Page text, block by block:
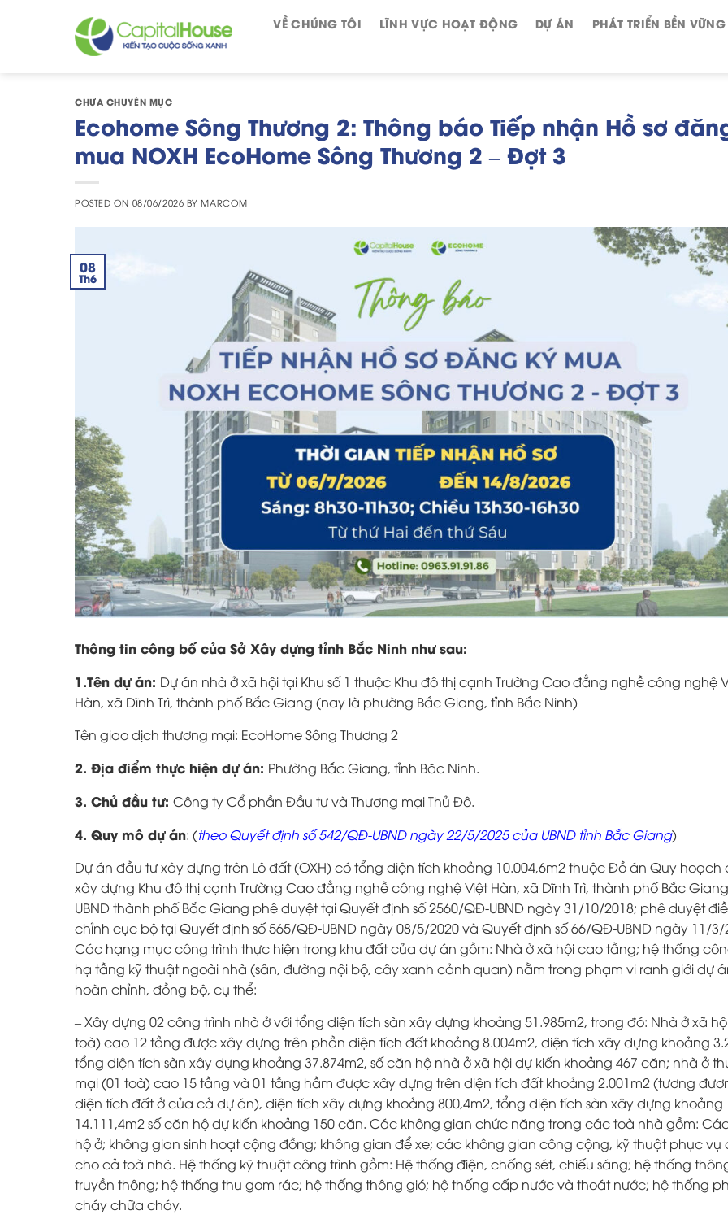
VỀ CHÚNG TÔI LĨNH VỰC HOẠT ĐỘNG DỰ ÁN PHÁT TRIỂN BỀN VỮNG
CHƯA CHUYÊN MỤC
Ecohome Sông Thương 2: Thông báo Tiếp nhận Hồ sơ
mua NOXH EcoHome Sông Thương 2 – Đợt 3
POSTED ON 08/06/2026 BYMARCOM
08
Th6
Thông tin công bố của Sở Xây dựng tỉnh Bắc Ninh như sau:
1.Tên dự án: Dự án nhà ở xã hội tại Khu số 1 thuộc Khu đô thị cạnh Trường Cao đẳng nghề công nghệ
Hàn, xã Dĩnh Trì, thành phố Bắc Giang (nay là phường Bắc Giang, tỉnh Bắc Ninh)
Tên giao dịch thương mại: EcoHome Sông Thương 2
2. Địa điểm thực hiện dự án: Phường Bắc Giang, tỉnh Băc Ninh.
3. Chủ đầu tư: Công ty Cổ phần Đầu tư và Thương mại Thủ Đô.
4. Quy mô dự án: (theo Quyết định số 542/QĐ-UBND ngày 22/5/2025 của UBND tỉnh Bắc Giang)
Dự án đầu tư xây dựng trên Lô đất (OXH) có tổng diện tích khoảng 10.004,6m2 thuộc Đồ án Quy hoạch
xây dựng Khu đô thị cạnh Trường Cao đẳng nghề công nghệ Việt Hàn, xã Dĩnh Trì, thành phố Bắc
UBND thành phố Bắc Giang phê duyệt tại Quyết định số 2560/QĐ-UBND ngày 31/10/2018; phê duyệt
chỉnh cục bộ tại Quyết định số 565/QĐ-UBND ngày 08/5/2020 và Quyết định số 66/QĐ-UBND ngày 11/3/
Các hạng mục công trình thực hiện trong khu đất của dự án gồm: Nhà ở xã hội cao tầng; hệ thống
hạ tầng kỹ thuật ngoài nhà (sân, đường nội bộ, cây xanh cảnh quan) nằm trong phạm vi ranh giới dự
hoàn chỉnh, đồng bộ, cụ thể:
– Xây dựng 02 công trình nhà ở với tổng diện tích sàn xây dựng khoảng 51.985m2, trong đó: Nhà ở xã
toà) cao 12 tầng được xây dựng trên phần diện tích đất khoảng 8.004m2, diện tích xây dựng khoảng
tổng diện tích sàn xây dựng khoảng 37.874m2, số căn hộ nhà ở xã hội dự kiến khoảng 467 căn; nhà ở
mại (01 toà) cao 15 tầng và 01 tầng hầm được xây dựng trên diện tích đất khoảng 2.001m2 (tương
diện tích đất ở của cả dự án), diện tích xây dựng khoảng 800,4m2, tổng diện tích sàn xây dựng khoảng
14.111,4m2 số căn hộ dự kiến khoảng 150 căn. Các không gian chức năng trong các toà nhà gồm:
hộ ở; không gian sinh hoạt cộng đồng; không gian để xe; các không gian công cộng, kỹ thuật phục vụ
cho cả toà nhà. Hệ thống kỹ thuật công trình gồm: Hệ thống điện, chống sét, chiếu sáng; hệ thống
truyền thông; hệ thống thu gom rác; hệ thống thông gió; hệ thống cấp nước và thoát nước; hệ thống
cháy chữa cháy.